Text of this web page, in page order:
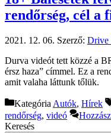
rendőrség, cél a
2021. 12. 06. Szerző: Drive
Durva videót tett közzé a
érsz haza” címmel. Ez a
amit valaha láttunk tőlük.
Kategória Autók, Hírek
rendőrség, videó
Keresés